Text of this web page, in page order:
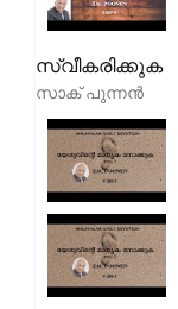
സ്വീകരിക്കുക
സാക് പുന്നൻ